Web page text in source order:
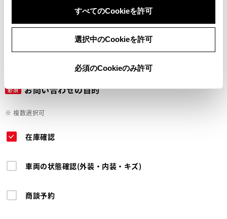
すべてのCookieを許可
選択中のCookieを許可
必須のCookieのみ許可
メールアドレス
必須 お問い合わせの目的
※ 複数選択可
在庫確認
車両の状態確認(外装・内装・キズ)
商談予約